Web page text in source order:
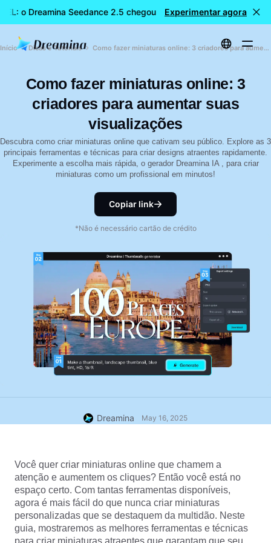
o Dreamina Seedance 2.5 chegou 🎉 Novo modelo
Experimentar agora
Início Dicas e Tutoriais Como fazer miniaturas online: 3 criadores para aumentar suas visualizações
Como fazer miniaturas online: 3
criadores para aumentar suas
visualizações
Descubra como criar miniaturas online que cativam seu público. Explore as 3
principais ferramentas e técnicas para criar designs atraentes rapidamente.
Experimente a escolha mais rápida, o gerador Dreamina IA , para criar
miniaturas como um profissional em minutos!
Copiar link
*Não é necessário cartão de crédito
Dreamina May 16, 2025
Você quer criar miniaturas online que chamem a
atenção e aumentem os cliques? Então você está no
espaço certo. Com tantas ferramentas disponíveis,
agora é mais fácil do que nunca criar miniaturas
personalizadas que se destaquem da multidão. Neste
guia, mostraremos as melhores ferramentas e técnicas
para criar miniaturas atraentes que garantam que seu